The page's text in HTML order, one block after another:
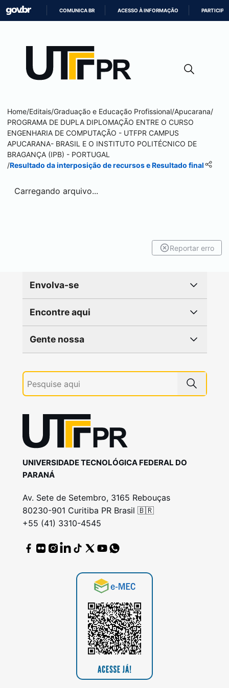
CONTEÚDO
COMUNICA BR ACESSO À INFORMAÇÃO PARTICIPE
Home/Editais/Graduação e Educação Profissional/Apucarana/
PROGRAMA DE DUPLA DIPLOMAÇÃO ENTRE O CURSO
ENGENHARIA DE COMPUTAÇÃO - UTFPR CAMPUS
APUCARANA- BRASIL E O INSTITUTO POLITÉCNICO DE
BRAGANÇA (IPB) - PORTUGAL
/Resultado da interposição de recursos e Resultado final
Carregando arquivo...
Reportar erro
Envolva-se
Encontre aqui
Gente nossa
UNIVERSIDADE TECNOLÓGICA FEDERAL DO
PARANÁ
Av. Sete de Setembro, 3165 Rebouças
80230-901 Curitiba PR Brasil 🇧🇷
+55 (41) 3310-4545